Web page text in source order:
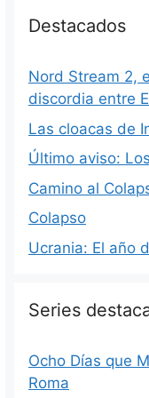
Destacados
Nord Stream 2,
discordia entre
Las cloacas de
Último aviso:
Camino al
Colapso
Ucrania: El año
Series
Ocho Días que
Roma